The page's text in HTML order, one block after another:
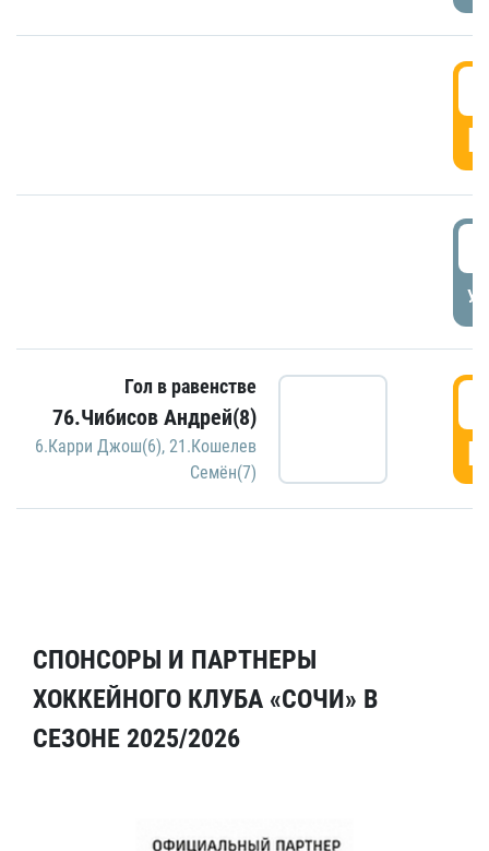
Гол в равенстве
76.Чибисов Андрей(8)
6.Карри Джош(6), 21.Кошелев
Семён(7)
СПОНСОРЫ И ПАРТНЕРЫ
ХОККЕЙНОГО КЛУБА «СОЧИ» В
СЕЗОНЕ 2025/2026